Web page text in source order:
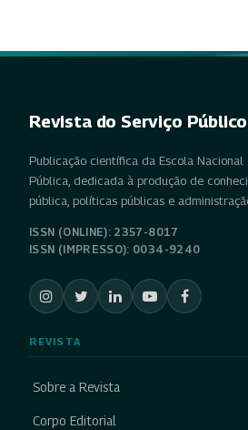
Revista do Serviço Público
Publicação científica da Escola
Pública, dedicada à produção de
pública, políticas públicas e
ISSN (ONLINE): 2357-8017
ISSN (IMPRESSO): 0034-9240
REVISTA
Sobre a Revista
Corpo Editorial